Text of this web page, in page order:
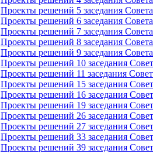
Проекты решений 5 заседания Совета
Проекты решений 6 заседания Совета
Проекты решений 7 заседания Совета
Проекты решений 8 заседания Совета
Проекты решений 9 заседания Совета
Проекты решений 10 заседания
Проекты решений 11 заседания
Проекты решений 15 заседания
Проекты решений 16 заседания
Проекты решений 19 заседания
Проекты решений 26 заседания
Проекты решений 27 заседания
Проекты решений 33 заседания
Проекты решений 39 заседания